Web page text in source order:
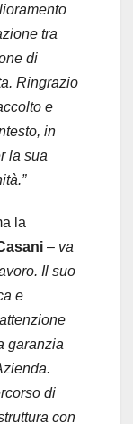
tra
di
Ringrazio
e
in
la sua
la
– va
Il suo
e
garanzia
di
con